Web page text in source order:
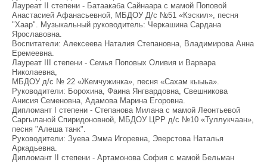
Лауреат II степени - Батаакаба Сайнаара с мамой Поповой
Анастасией Афанасьевной, МБДОУ Д/с №51 «Кэскил», песня
"Хаар". Музыкальный руководитель: Черкашина Сардана
Ярославовна.
Воспитатели: Алексеева Наталия Степановна, Владимирова Анна
Еремеевна.
Лауреат III степени - Семья Поповых Оливия и Варвара
Николаевна,
МБДОУ д/с № 22 «Жемчужинка», песня «Сахам кыыьа».
Руководители: Борохина, Фаина Янгвардовна, Свешникова
Анисия Семеновна, Адамова Марина Егоровна.
Дипломант I степени - Степанова Милана с мамой Леонтьевой
Саргыланой Спиридоновной, МБДОУ ЦРР д/с №10 «Туллукчаан»,
песня "Алеша танк".
Руководители: Зуева Эмма Игоревна, Эверстова Наталья
Аркадьевна.
Дипломант II степени - Артамонова София с мамой Бельман